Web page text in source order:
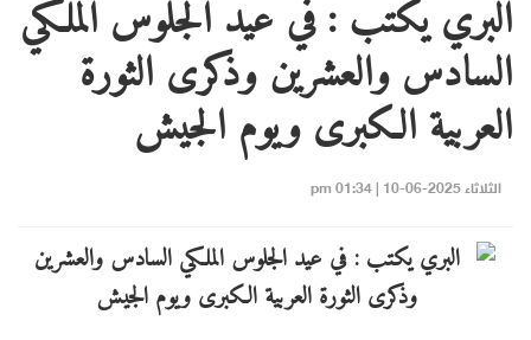
البري يكتب : في عيد الجلوس الملكي
السادس والعشرين وذكرى الثورة
العربية الكبرى ويوم الجيش
الثلاثاء 2025-06-10 | 01:34 pm